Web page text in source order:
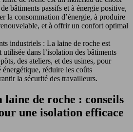
bâtiments passifs et à énergie positive,
la consommation d’énergie, à produire
et à offrir un confort optimal
industriels : La laine de roche est
utilisée dans l’isolation des bâtiments
des ateliers, et des usines, pour
réduire les coûts
la sécurité des travailleurs.
de roche : conseils
une isolation efficace